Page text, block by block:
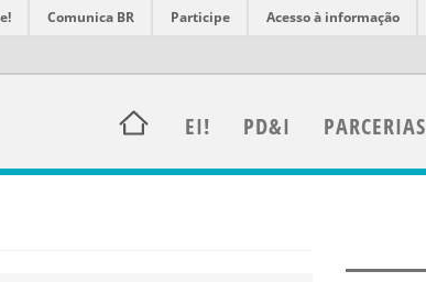
Comunica BR Participe Acesso à informação
EI! PD&I PARCERIAS